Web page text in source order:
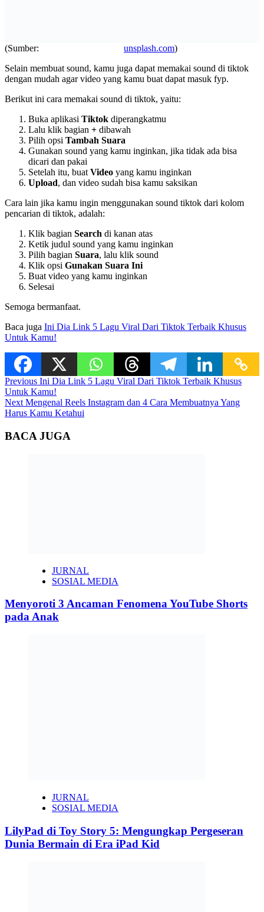
(Sumber: unsplash.com)
Selain membuat sound, kamu juga dapat memakai sound di tiktok
dengan mudah agar video yang kamu buat dapat masuk fyp.
Berikut ini cara memakai sound di tiktok, yaitu:
Buka aplikasi Tiktok diperangkatmu
Lalu klik bagian + dibawah
Pilih opsi Tambah Suara
Gunakan sound yang kamu inginkan, jika tidak ada bisa
dicari dan pakai
Setelah itu, buat Video yang kamu inginkan
Upload, dan video sudah bisa kamu saksikan
Cara lain jika kamu ingin menggunakan sound tiktok dari kolom
pencarian di tiktok, adalah:
Klik bagian Search di kanan atas
Ketik judul sound yang kamu inginkan
Pilih bagian Suara, lalu klik sound
Klik opsi Gunakan Suara Ini
Buat video yang kamu inginkan
Selesai
Semoga bermanfaat.
Baca juga Ini Dia Link 5 Lagu Viral Dari Tiktok Terbaik Khusus
Untuk Kamu!
Continue
Reading
Previous Ini Dia Link 5 Lagu Viral Dari Tiktok Terbaik Khusus
Untuk Kamu!
Next Mengenal Reels Instagram dan 4 Cara Membuatnya Yang
Harus Kamu Ketahui
BACA JUGA
JURNAL
SOSIAL MEDIA
Menyoroti 3 Ancaman Fenomena YouTube Shorts
pada Anak
JURNAL
SOSIAL MEDIA
LilyPad di Toy Story 5: Mengungkap Pergeseran
Dunia Bermain di Era iPad Kid